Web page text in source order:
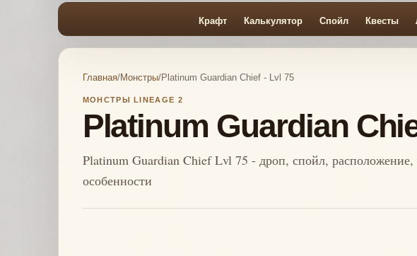
Крафт Калькулятор Спойл Квесты
Главная/Монстры/Platinum Guardian Chief - Lvl 75
МОНСТРЫ LINEAGE 2
Platinum Guardian
Platinum Guardian Chief Lvl 75 - дроп, спойл, расположение,
особенности